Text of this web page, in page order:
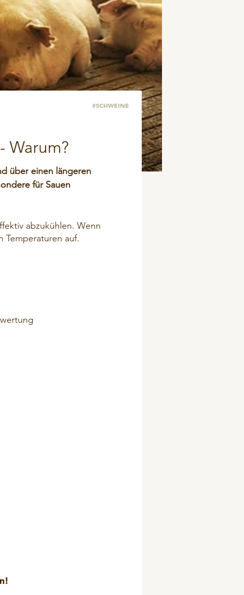
#SCHWEINE
Warum?
über einen längeren
für Sauen
abzukühlen. Wenn
auf.